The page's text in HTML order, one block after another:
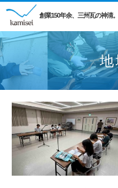
創業150年余、三州瓦の神清。